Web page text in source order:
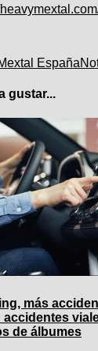
España
gustar...
más
accidentes
de álbumes